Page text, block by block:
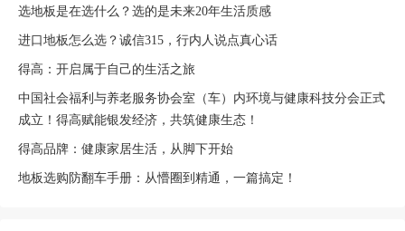
选地板是在选什么？选的是未来20年生活质感
进口地板怎么选？诚信315，行内人说点真心话
得高：开启属于自己的生活之旅
中国社会福利与养老服务协会室（车）内环境与健康科技分会正式
成立！得高赋能银发经济，共筑健康生态！
得高品牌：健康家居生活，从脚下开始
地板选购防翻车手册：从懵圈到精通，一篇搞定！